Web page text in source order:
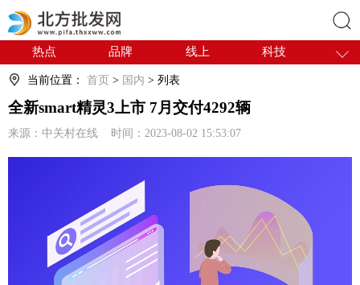
搜索
热点 品牌 线上
科技
干货
电商
会展
国内
当前位置： 首页 > 国内 > 列表
全新smart精灵3上市 7月交付4292辆
来源：中关村在线 时间：2023-08-02 15:53:07